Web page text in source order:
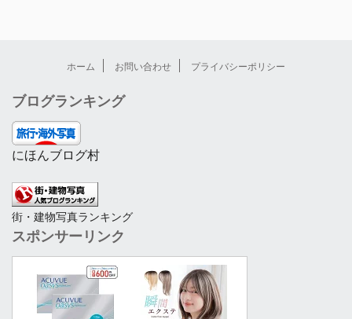
ホーム お問い合わせ プライバシーポリシー
ブログランキング
にほんブログ村
街・建物写真ランキング
スポンサーリンク